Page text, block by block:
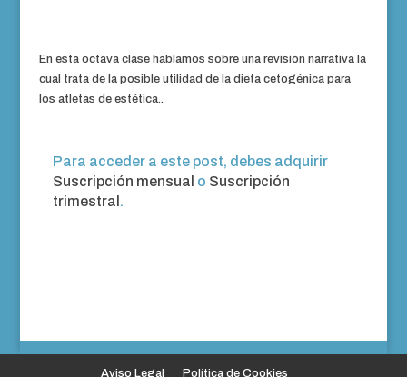
En esta octava clase hablamos sobre una revisión narrativa la
cual trata de la posible utilidad de la dieta cetogénica para
los atletas de estética..
Para acceder a este post, debes adquirir
Suscripción mensual o Suscripción
trimestral .
Aviso Legal
Política de Cookies